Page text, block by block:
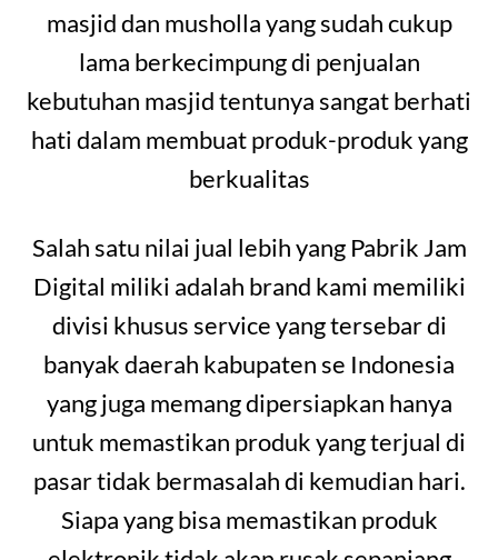
masjid dan musholla yang sudah cukup
lama berkecimpung di penjualan
kebutuhan masjid tentunya sangat berhati
hati dalam membuat produk-produk yang
berkualitas
Salah satu nilai jual lebih yang Pabrik Jam
Digital miliki adalah brand kami memiliki
divisi khusus service yang tersebar di
banyak daerah kabupaten se Indonesia
yang juga memang dipersiapkan hanya
untuk memastikan produk yang terjual di
pasar tidak bermasalah di kemudian hari.
Siapa yang bisa memastikan produk